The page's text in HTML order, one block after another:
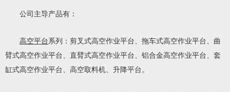
公司主导产品有：
高空平台系列：剪叉式高空作业平台、拖车式高空作业平台、曲
臂式高空作业平台、直臂式高空作业平台、铝合金高空作业平台、套
缸式高空作业平台、高空取料机、升降平台。